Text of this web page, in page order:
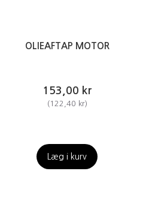
OLIEAFTAP MOTOR
153,00 kr
(122,40 kr)
Læg i kurv